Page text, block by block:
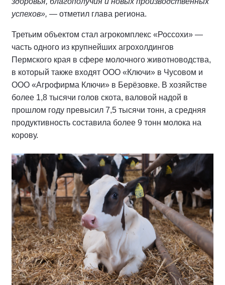
успехов», — отметил глава региона.
Третьим объектом стал агрокомплекс «Россохи» —
часть одного из крупнейших агрохолдингов
Пермского края в сфере молочного животноводства,
в который также входят ООО «Ключи» в Чусовом и
ООО «Агрофирма Ключи» в Берёзовке. В хозяйстве
более 1,8 тысячи голов скота, валовой надой в
прошлом году превысил 7,5 тысячи тонн, а средняя
продуктивность составила более 9 тонн молока на
корову.